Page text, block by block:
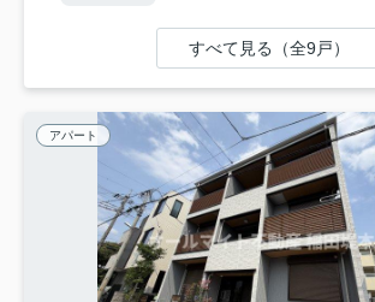
すべて見る（全9戸）
アパート